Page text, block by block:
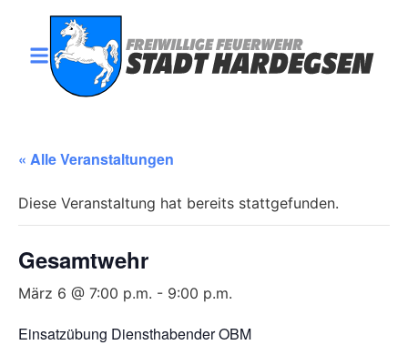
« Alle Veranstaltungen
Diese Veranstaltung hat bereits stattgefunden.
Gesamtwehr
März 6 @ 7:00 p.m. - 9:00 p.m.
Einsatzübung Diensthabender OBM